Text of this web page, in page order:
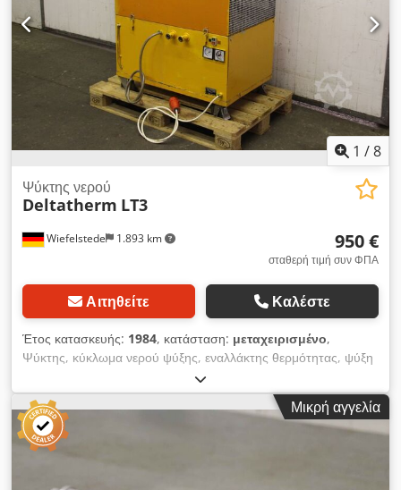
1 /8
Wiefelstede 1.893 km
Ψύκτης νερού
Deltatherm LT3
950 €
σταθερή τιμή συν ΦΠΑ
Αιτηθείτε Καλέστε
Έτος κατασκευής: 1984, κατάσταση: μεταχειρισμένο,
Ψύκτης, κύκλωμα νερού ψύξης, εναλλάκτης θερμότητας, ψύξη
για εξοπλισμό συγκόλλησης σημείου, μηχανή συγκόλλησης
σημείου, σύστημα συγκόλλησης σημείου, πιστόλι σημείου
συγκόλλησης - κινητή έκδοση: -Σύνδεση: 1/2 "ίντσα - Έξοδος
μονάδας ψύξης: 0,33 kW - Ροή όγκου νερού: 500 l / h -
Διαστάσεις: 895/600 / H1020 mm - Βάρος: 156 kg Dcodpfxjdz
Μικρή αγγελία